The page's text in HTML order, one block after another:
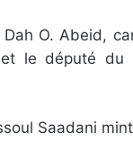
O. Abeid,
le député du
Saadani